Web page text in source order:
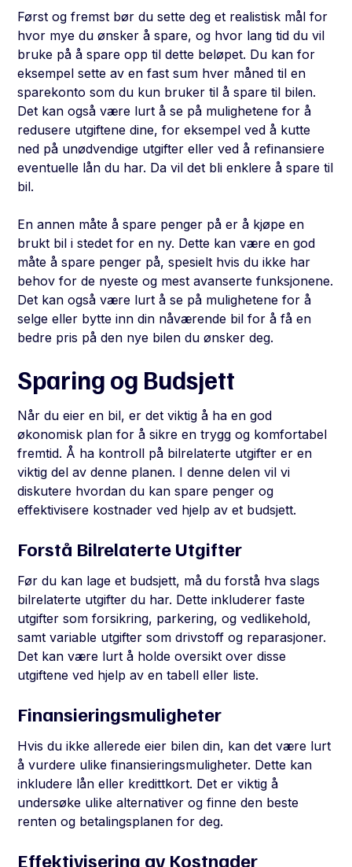
Først og fremst bør du sette deg et realistisk mål for
hvor mye du ønsker å spare, og hvor lang tid du vil
bruke på å spare opp til dette beløpet. Du kan for
eksempel sette av en fast sum hver måned til en
sparekonto som du kun bruker til å spare til bilen.
Det kan også være lurt å se på mulighetene for å
redusere utgiftene dine, for eksempel ved å kutte
ned på unødvendige utgifter eller ved å refinansiere
eventuelle lån du har. Da vil det bli enklere å spare til
bil.
En annen måte å spare penger på er å kjøpe en
brukt bil i stedet for en ny. Dette kan være en god
måte å spare penger på, spesielt hvis du ikke har
behov for de nyeste og mest avanserte funksjonene.
Det kan også være lurt å se på mulighetene for å
selge eller bytte inn din nåværende bil for å få en
bedre pris på den nye bilen du ønsker deg.
Sparing og Budsjett
Når du eier en bil, er det viktig å ha en god
økonomisk plan for å sikre en trygg og komfortabel
fremtid. Å ha kontroll på bilrelaterte utgifter er en
viktig del av denne planen. I denne delen vil vi
diskutere hvordan du kan spare penger og
effektivisere kostnader ved hjelp av et budsjett.
Forstå Bilrelaterte Utgifter
Før du kan lage et budsjett, må du forstå hva slags
bilrelaterte utgifter du har. Dette inkluderer faste
utgifter som forsikring, parkering, og vedlikehold,
samt variable utgifter som drivstoff og reparasjoner.
Det kan være lurt å holde oversikt over disse
utgiftene ved hjelp av en tabell eller liste.
Finansieringsmuligheter
Hvis du ikke allerede eier bilen din, kan det være lurt
å vurdere ulike finansieringsmuligheter. Dette kan
inkludere lån eller kredittkort. Det er viktig å
undersøke ulike alternativer og finne den beste
renten og betalingsplanen for deg.
Effektivisering av Kostnader